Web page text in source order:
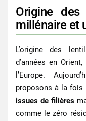
Origine
millénaire et
L’origine des
d’années en
l’Europe.
proposons à la fois
issues de filières
comme lezéro